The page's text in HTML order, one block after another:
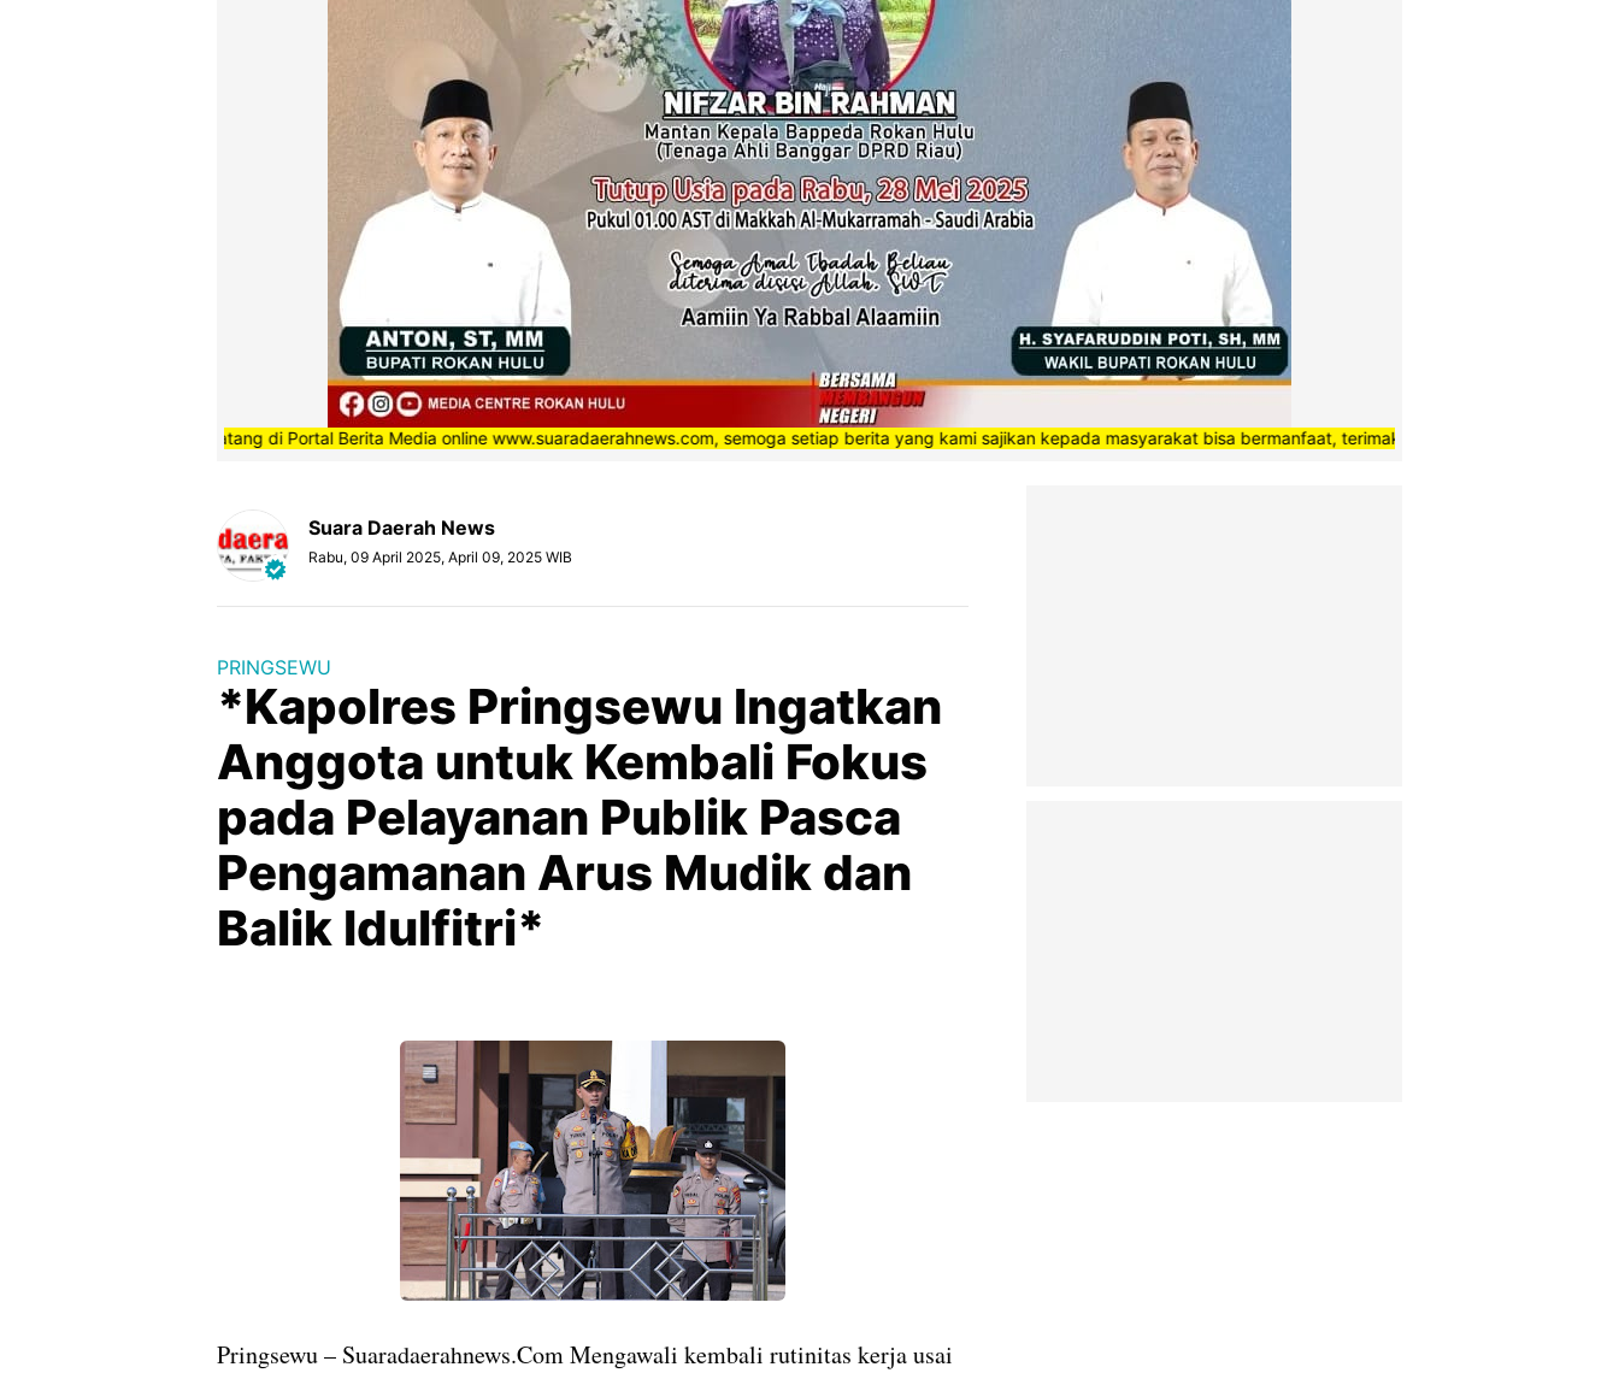
”Selamat Datang di Portal Berita Media online www.suaradaerahnews.com, semoga setiap berita yang kami sajikan kepada masyarakat bisa bermanfaat, terimakasih”
Suara Daerah News
Rabu, 09 April 2025, April 09, 2025 WIB
PRINGSEWU
*Kapolres Pringsewu Ingatkan
Anggota untuk Kembali Fokus
pada Pelayanan Publik Pasca
Pengamanan Arus Mudik dan
Balik Idulfitri*
Pringsewu – Suaradaerahnews.Com Mengawali kembali rutinitas kerja usai